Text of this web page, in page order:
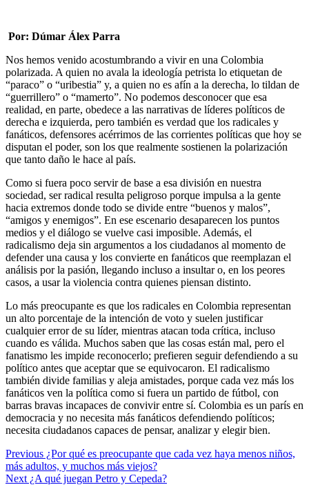
Por: Dúmar Álex Parra
Nos hemos venido acostumbrando a vivir en una Colombia
polarizada. A quien no avala la ideología petrista lo etiquetan de
“paraco” o “uribestia” y, a quien no es afín a la derecha, lo tildan de
“guerrillero” o “mamerto”. No podemos desconocer que esa
realidad, en parte, obedece a las narrativas de líderes políticos de
derecha e izquierda, pero también es verdad que los radicales y
fanáticos, defensores acérrimos de las corrientes políticas que hoy se
disputan el poder, son los que realmente sostienen la polarización
que tanto daño le hace al país.
Como si fuera poco servir de base a esa división en nuestra
sociedad, ser radical resulta peligroso porque impulsa a la gente
hacia extremos donde todo se divide entre “buenos y malos”,
“amigos y enemigos”. En ese escenario desaparecen los puntos
medios y el diálogo se vuelve casi imposible. Además, el
radicalismo deja sin argumentos a los ciudadanos al momento de
defender una causa y los convierte en fanáticos que reemplazan el
análisis por la pasión, llegando incluso a insultar o, en los peores
casos, a usar la violencia contra quienes piensan distinto.
Lo más preocupante es que los radicales en Colombia representan
un alto porcentaje de la intención de voto y suelen justificar
cualquier error de su líder, mientras atacan toda crítica, incluso
cuando es válida. Muchos saben que las cosas están mal, pero el
fanatismo les impide reconocerlo; prefieren seguir defendiendo a su
político antes que aceptar que se equivocaron. El radicalismo
también divide familias y aleja amistades, porque cada vez más los
fanáticos ven la política como si fuera un partido de fútbol, con
barras bravas incapaces de convivir entre sí. Colombia es un parís en
democracia y no necesita más fanáticos defendiendo políticos;
necesita ciudadanos capaces de pensar, analizar y elegir bien.
Continue
Reading
Previous ¿Por qué es preocupante que cada vez haya menos niños,
más adultos, y muchos más viejos?
Next ¿A qué juegan Petro y Cepeda?